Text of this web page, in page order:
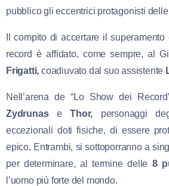
pubblico gli eccentrici protagonisti
Il compito di accertare il
record è affidato, come sempre, al
Frigatti, coadiuvato dal suo assistente
Nell’arena de “Lo Show dei
ZydrunaseThor, personaggi
eccezionali doti fisiche, di essere
epico. Entrambi, si sottoporranno a
per determinare, al termine delle 8
l’uomo più forte del mondo.